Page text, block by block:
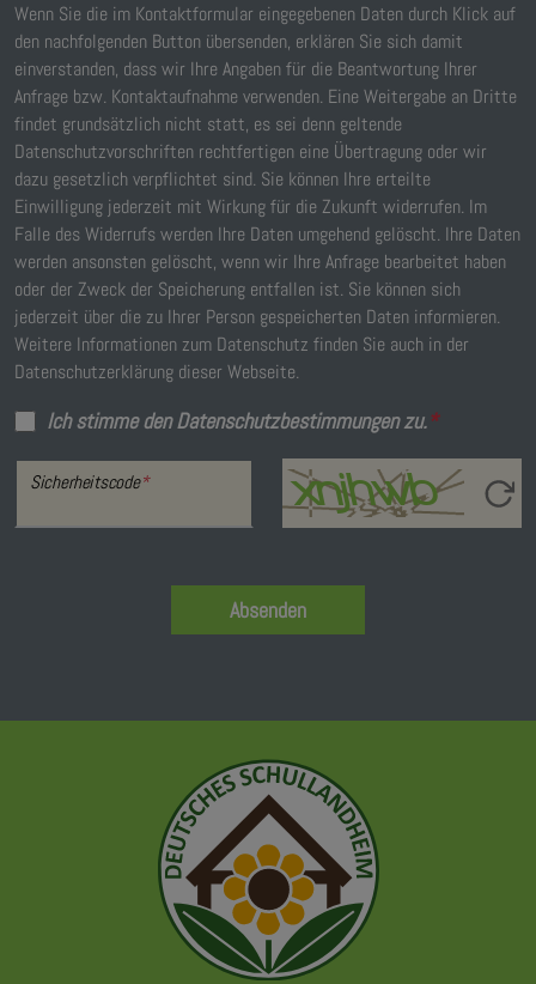
Wenn Sie die im Kontaktformular eingegebenen Daten durch Klick auf
den nachfolgenden Button übersenden, erklären Sie sich damit
einverstanden, dass wir Ihre Angaben für die Beantwortung Ihrer
Anfrage bzw. Kontaktaufnahme verwenden. Eine Weitergabe an Dritte
findet grundsätzlich nicht statt, es sei denn geltende
Datenschutzvorschriften rechtfertigen eine Übertragung oder wir
dazu gesetzlich verpflichtet sind. Sie können Ihre erteilte
Einwilligung jederzeit mit Wirkung für die Zukunft widerrufen. Im
Falle des Widerrufs werden Ihre Daten umgehend gelöscht. Ihre Daten
werden ansonsten gelöscht, wenn wir Ihre Anfrage bearbeitet haben
oder der Zweck der Speicherung entfallen ist. Sie können sich
jederzeit über die zu Ihrer Person gespeicherten Daten informieren.
Weitere Informationen zum Datenschutz finden Sie auch in der
Datenschutzerklärung dieser Webseite.
Ich stimme den Datenschutzbestimmungen zu.*
Sicherheitscode*
Absenden